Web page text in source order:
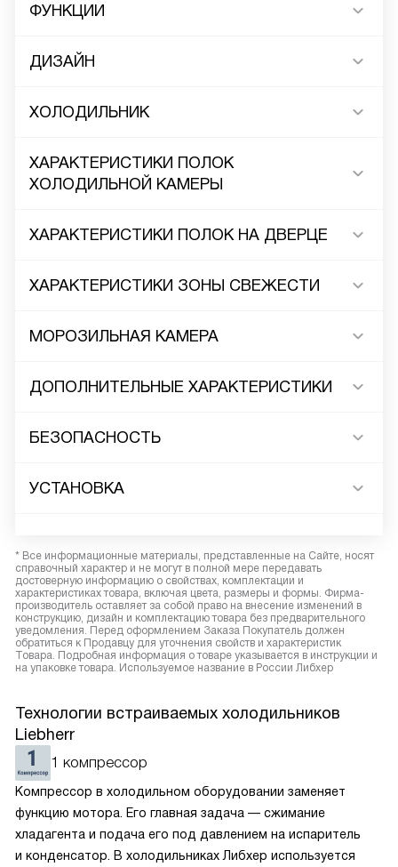
ФУНКЦИИ
ДИЗАЙН
ХОЛОДИЛЬНИК
ХАРАКТЕРИСТИКИ ПОЛОК
ХОЛОДИЛЬНОЙ КАМЕРЫ
ХАРАКТЕРИСТИКИ ПОЛОК НА ДВЕРЦЕ
ХАРАКТЕРИСТИКИ ЗОНЫ СВЕЖЕСТИ
МОРОЗИЛЬНАЯ КАМЕРА
ДОПОЛНИТЕЛЬНЫЕ ХАРАКТЕРИСТИКИ
БЕЗОПАСНОСТЬ
УСТАНОВКА
* Все информационные материалы, представленные на Сайте, носят
справочный характер и не могут в полной мере передавать
достоверную информацию о свойствах, комплектации и
характеристиках товара, включая цвета, размеры и формы. Фирма-
производитель оставляет за собой право на внесение изменений в
конструкцию, дизайн и комплектацию товара без предварительного
уведомления. Перед оформлением Заказа Покупатель должен
обратиться к Продавцу для уточнения свойств и характеристик
Товара. Подробная информация о товаре указывается в инструкции и
на упаковке товара. Используемое название в России Либхер
Технологии встраиваемых холодильников
Liebherr
1 компрессор
Компрессор в холодильном оборудовании заменяет
функцию мотора. Его главная задача — сжимание
хладагента и подача его под давлением на испаритель
и конденсатор. В холодильниках Либхер используется